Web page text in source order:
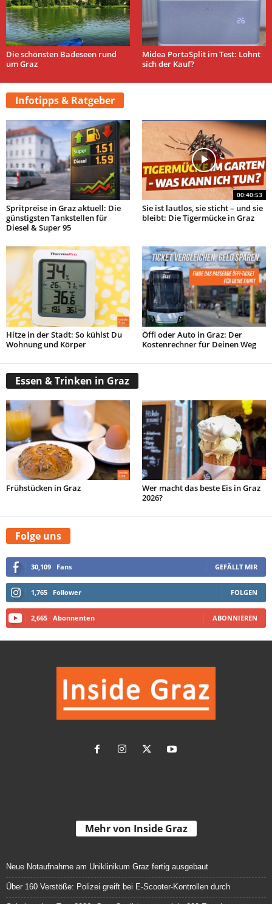
Die schönsten Badeseen rund
um Graz
Midea PortaSplit im Test: Lohnt
sich der Kauf?
Infotipps & Ratgeber
Spritpreise in Graz aktuell: Die
günstigsten Tankstellen für
Diesel & Super 95
00:40:53
Sie ist lautlos, sie sticht – und sie
bleibt: Die Tigermücke in Graz
Hitze in der Stadt: So kühlst Du
Wohnung und Körper
Öffi oder Auto in Graz: Der
Kostenrechner für Deinen Weg
Essen & Trinken in Graz
Frühstücken in Graz
Wer macht das beste Eis in Graz
2026?
Folge uns
30,109 Fans GEFÄLLT MIR
1,765 Follower FOLGEN
2,665 Abonnenten ABONNIEREN
Mehr von Inside Graz
Neue Notaufnahme am Uniklinikum Graz fertig ausgebaut
Über 160 Verstöße: Polizei greift bei E-Scooter-Kontrollen durch